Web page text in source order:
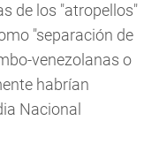
de los "atropellos"
"separación de
venezolanas o
habrían
Nacional